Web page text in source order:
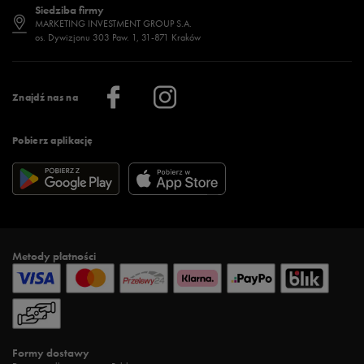
Znajdź nas na
Pobierz aplikację
Regulamin sklepu 50 style
Regulamin aplikacji 50 style
Więcej regulaminów >
Jak wybrać buty na zimę?
Więcej >
Stylizacje damskie
Sklepy stacjonarne
Klub 50 style
Praca
Informacje o firmie
Siedziba firmy
MARKETING INVESTMENT GROUP S.A.
os. Dywizjonu 303 Paw. 1, 31-871 Kraków
Metody płatności
Formy dostawy